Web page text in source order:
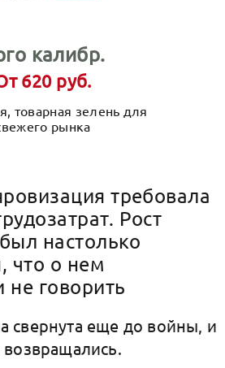
калибр.
620 руб.
товарная зелень для
рынка
требовала
Рост
настолько
что о нем
не говорить
свернута еще до войны, и